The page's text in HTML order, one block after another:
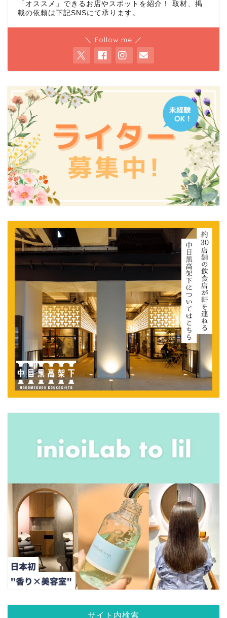
「オススメ」できるお店やスポットを紹介！ 取材、掲
載の依頼は下記SNSにて承ります。
＼ Follow me ／
サイト内検索